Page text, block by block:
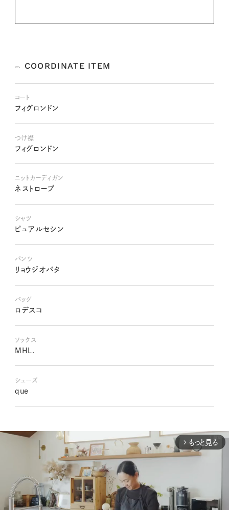
COORDINATE ITEM
コート
フィグロンドン
つけ襟
フィグロンドン
ニットカーディガン
ネストローブ
シャツ
ピュアルセシン
パンツ
リョウジオバタ
バッグ
ロデスコ
ソックス
MHL.
シューズ
que
arrow_forward_ios もっと見る